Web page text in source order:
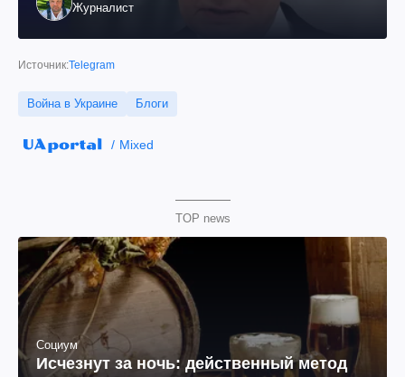
Журналист
Источник:Telegram
Война в Украине Блоги
Mixed
TOP news
Социум
Исчезнут за ночь: действенный метод